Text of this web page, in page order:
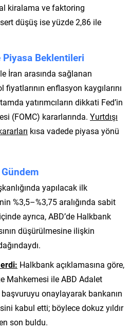
kiralama ve faktoring
düşüş ise yüzde 2,86 ile
Beklentileri
İran arasında sağlanan
enflasyon kaygılarını
yatırımcıların dikkati Fed’in
(FOMC) kararlarında. Yurtdışı
kısa vadede piyasa yönü
yapılacak ilk
%3,5–%3,75 aralığında sabit
ayrıca, ABD’de Halkbank
düşürülmesine ilişkin
Halkbank açıklamasına göre,
Mahkemesi ile ABD Adalet
başvuruyu onaylayarak bankanın
kabul etti; böylece dokuz yıldır
son buldu.